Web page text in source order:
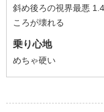
斜め後ろの視界最悪
ころが壊れる
乗り心地
めちゃ硬い